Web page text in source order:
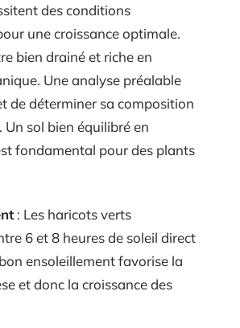
des conditions
une croissance optimale.
bien drainé et riche en
Une analyse préalable
de déterminer sa composition
sol bien équilibré en
fondamental pour des plants
: Les haricots verts
6 et 8 heures de soleil direct
ensoleillement favorise la
et donc la croissance des